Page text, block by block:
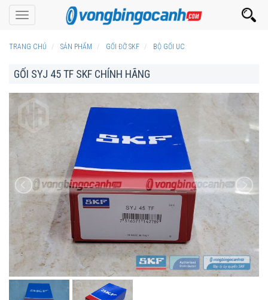
Toggle
navigation
TRANG CHỦ SẢN PHẨM GỐI ĐỠ SKF BỘ GỐI UC
GỐI SYJ 45 TF SKF CHÍNH HÃNG